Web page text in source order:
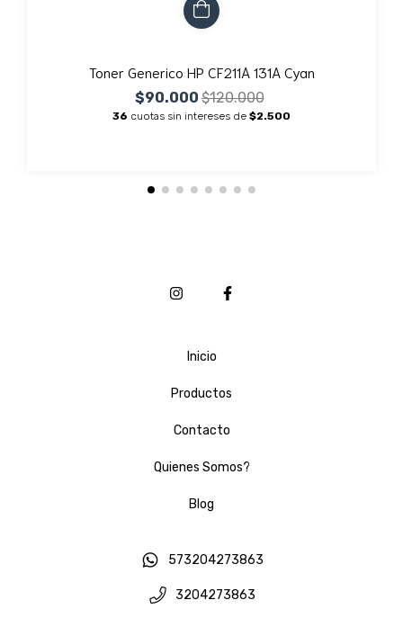
Toner Generico HP CF211A 131A Cyan
$90.000$120.000
36 cuotas sin intereses de $2.500
Inicio
Productos
Contacto
Quienes Somos?
Blog
573204273863
3204273863